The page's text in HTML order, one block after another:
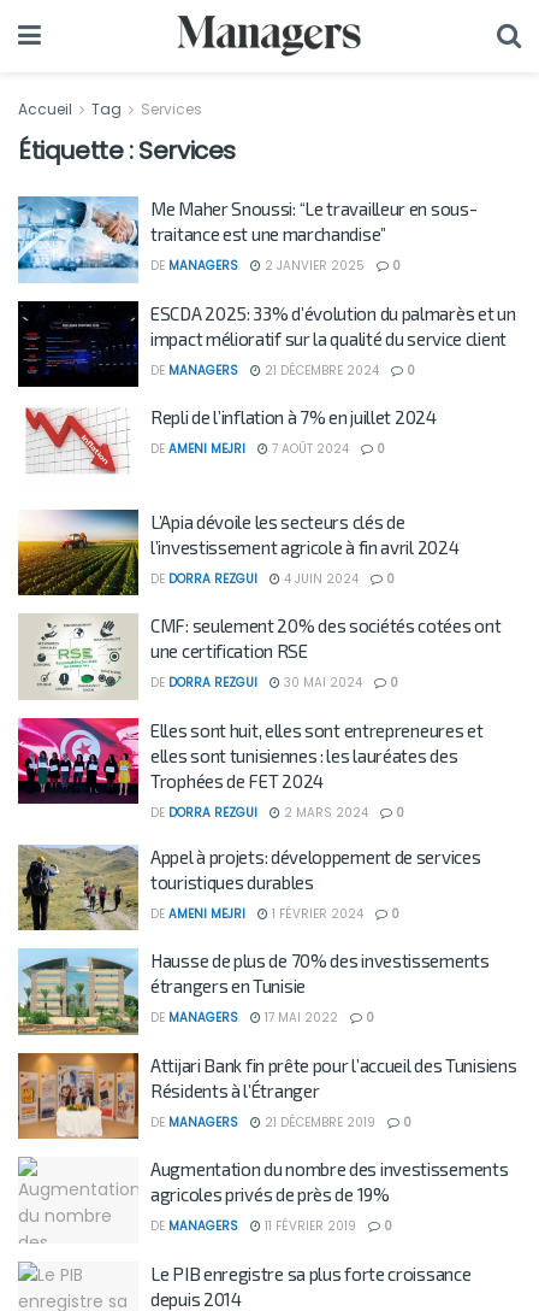
Accueil Tag Services
Étiquette :Services
Me Maher Snoussi: “Le travailleur en sous-
traitance est une marchandise”
DE MANAGERS 2 JANVIER 2025 0
ESCDA 2025: 33% d’évolution du palmarès et un
impact mélioratif sur la qualité du service client
DE MANAGERS 21 DÉCEMBRE 2024 0
Repli de l’inflation à 7% en juillet 2024
DE AMENI MEJRI 7 AOÛT 2024 0
L’Apia dévoile les secteurs clés de
l’investissement agricole à fin avril 2024
DE DORRA REZGUI 4 JUIN 2024 0
CMF: seulement 20% des sociétés cotées ont
une certification RSE
DE DORRA REZGUI 30 MAI 2024 0
Elles sont huit, elles sont entrepreneures et
elles sont tunisiennes : les lauréates des
Trophées de FET 2024
DE DORRA REZGUI 2 MARS 2024 0
Appel à projets: développement de services
touristiques durables
DE AMENI MEJRI 1 FÉVRIER 2024 0
Hausse de plus de 70% des investissements
étrangers en Tunisie
DE MANAGERS 17 MAI 2022 0
Attijari Bank fin prête pour l’accueil des Tunisiens
Résidents à l’Étranger
DE MANAGERS 21 DÉCEMBRE 2019 0
Augmentation du nombre des investissements
agricoles privés de près de 19%
DE MANAGERS 11 FÉVRIER 2019 0
Le PIB enregistre sa plus forte croissance
depuis 2014